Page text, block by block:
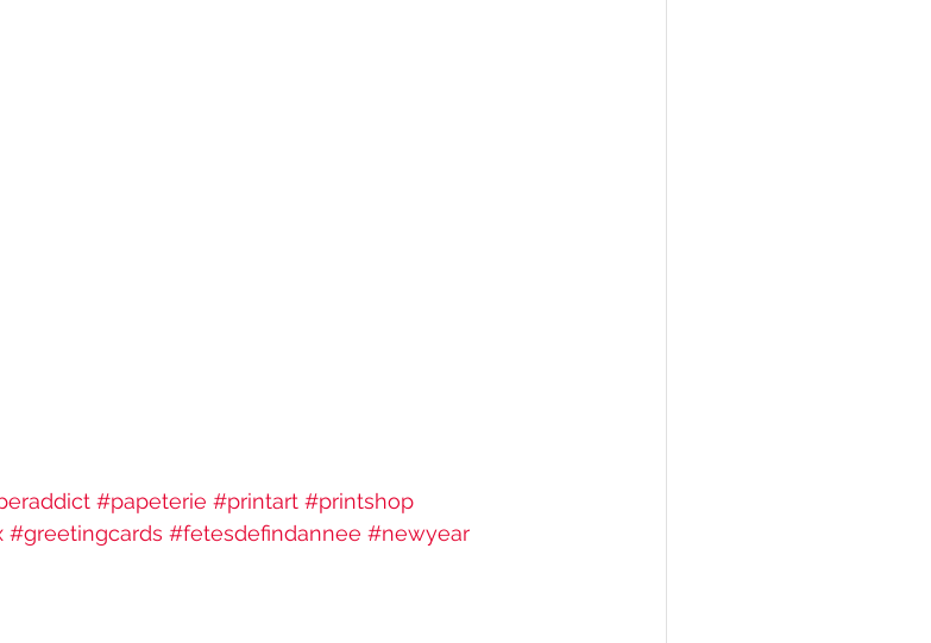
#papeterie #printart #printshop
#greetingcards #fetesdefindannee #newyear